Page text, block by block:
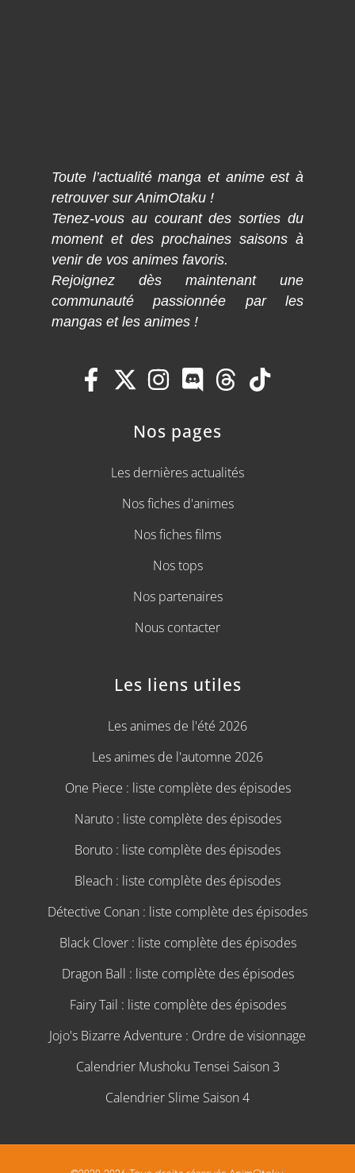
Toute l’actualité manga et anime est à
retrouver sur AnimOtaku !
Tenez-vous au courant des sorties du
moment et des prochaines saisons à
venir de vos animes favoris.
Rejoignez dès maintenant une
communauté passionnée par les
mangas et les animes !
Nos pages
Les dernières actualités
Nos fiches d'animes
Nos fiches films
Nos tops
Nos partenaires
Nous contacter
Les liens utiles
Les animes de l'été 2026
Les animes de l'automne 2026
One Piece : liste complète des épisodes
Naruto : liste complète des épisodes
Boruto : liste complète des épisodes
Bleach : liste complète des épisodes
Détective Conan : liste complète des épisodes
Black Clover : liste complète des épisodes
Dragon Ball : liste complète des épisodes
Fairy Tail : liste complète des épisodes
Jojo's Bizarre Adventure : Ordre de visionnage
Calendrier Mushoku Tensei Saison 3
Calendrier Slime Saison 4